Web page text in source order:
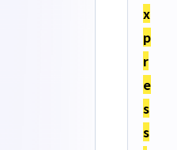
x
p
r
e
s
s